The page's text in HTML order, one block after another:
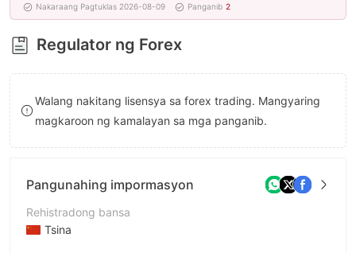
6
7
8
9
4
5
6
7
8
Nakaraang Pagtuklas 2026-08-09 Panganib 2
Regulator ng Forex
Walang nakitang lisensya sa forex trading. Mangyaring
magkaroon ng kamalayan sa mga panganib.
Pangunahing impormasyon
Rehistradong bansa
Tsina